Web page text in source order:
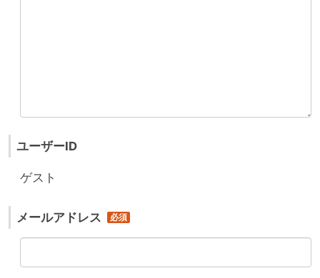
ユーザーID
ゲスト
メールアドレス